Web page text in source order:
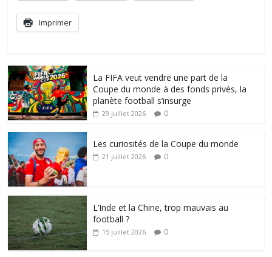
Imprimer
La FIFA veut vendre une part de la
Coupe du monde à des fonds privés, la
planète football s’insurge
29 juillet 2026 0
Les curiosités de la Coupe du monde
21 juillet 2026 0
L’Inde et la Chine, trop mauvais au
football ?
15 juillet 2026 0